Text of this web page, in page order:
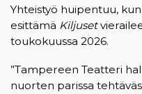
Yhteistyö huipentuu,
esittämä Kiljuset
toukokuussa 2026.
”Tampereen Teatteri
nuorten parissa